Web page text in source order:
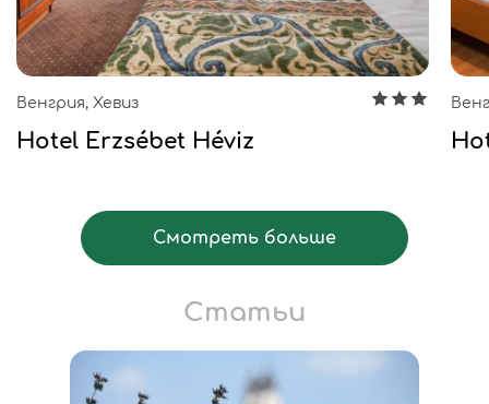
Венгрия, Хевиз
Hotel Erzsébet Héviz
Смотреть больше
Статьи